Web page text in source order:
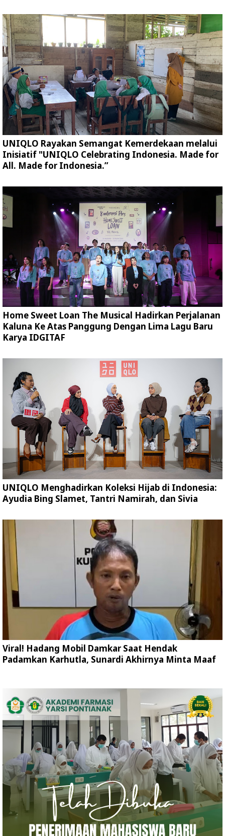
UNIQLO Rayakan Semangat Kemerdekaan melalui
Inisiatif "UNIQLO Celebrating Indonesia. Made for
All. Made for Indonesia.”
Home Sweet Loan The Musical Hadirkan Perjalanan
Kaluna Ke Atas Panggung Dengan Lima Lagu Baru
Karya IDGITAF
UNIQLO Menghadirkan Koleksi Hijab di Indonesia:
Ayudia Bing Slamet, Tantri Namirah, dan Sivia
Viral! Hadang Mobil Damkar Saat Hendak
Padamkan Karhutla, Sunardi Akhirnya Minta Maaf